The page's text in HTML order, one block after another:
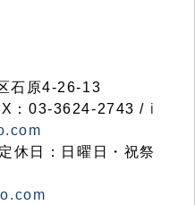
石原4-26-13
：03-3624-2743 / i
休日：日曜日・祝祭